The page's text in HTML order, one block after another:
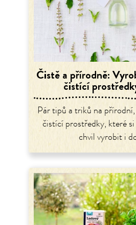
Čistě a přírodně:
čistící
Pár tipů a triků na
čistící prostředky, které
chvil vyrobit i